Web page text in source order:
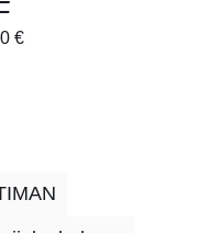
€